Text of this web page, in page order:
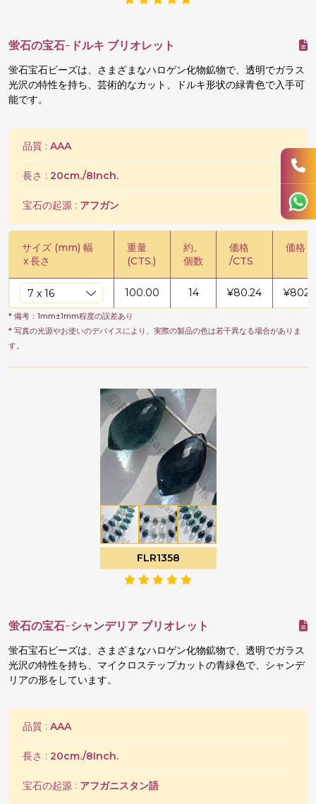
蛍石の宝石-ドルキ ブリオレット
蛍石宝石ビーズは、さまざまなハロゲン化物鉱物で、透明でガラス
光沢の特性を持ち、芸術的なカット、ドルキ形状の緑青色で入手可
能です。
品質 : AAA
長さ : 20cm./8Inch.
宝石の起源 : アフガン
サイズ (mm) 幅
x長さ
重量
(CTS.)
約。
個数
価格
/CTS
価格 /
100.00 14 ¥80.24 ¥
* 備考：1mm±1mm程度の誤差あり
* 写真の光源やお使いのデバイスにより、実際の製品の色は若干異なる場合がありま
す。
FLR1358
蛍石の宝石-シャンデリア ブリオレット
蛍石宝石ビーズは、さまざまなハロゲン化物鉱物で、透明でガラス
光沢の特性を持ち、マイクロステップカットの青緑色で、シャンデ
リアの形をしています。
品質 : AAA
長さ : 20cm./8Inch.
宝石の起源 : アフガニスタン語